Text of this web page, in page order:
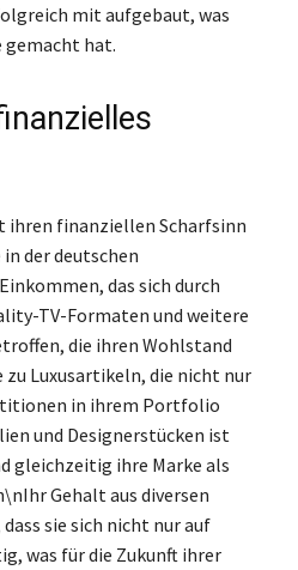
mit aufgebaut, was
gemacht hat.
ihren finanziellen Scharfsinn
der deutschen
das sich durch
TV-Formaten und weitere
die ihren Wohlstand
Luxusartikeln, die nicht nur
in ihrem Portfolio
und Designerstücken ist
gleichzeitig ihre Marke als
Gehalt aus diversen
sie sich nicht nur auf
was für die Zukunft ihrer